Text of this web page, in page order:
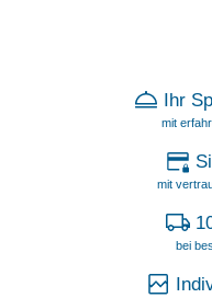
Ihr
mit
mit
bei